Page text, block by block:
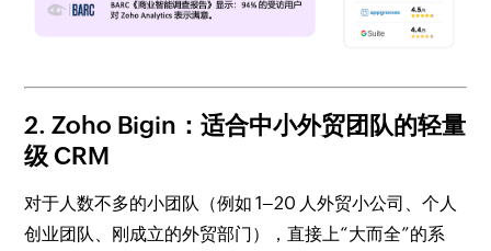
2. Zoho Bigin：适合中小外贸团队的轻量
级 CRM
对于人数不多的小团队（例如 1–20 人外贸小公司、个人
创业团队、刚成立的外贸部门），直接上“大而全”的系